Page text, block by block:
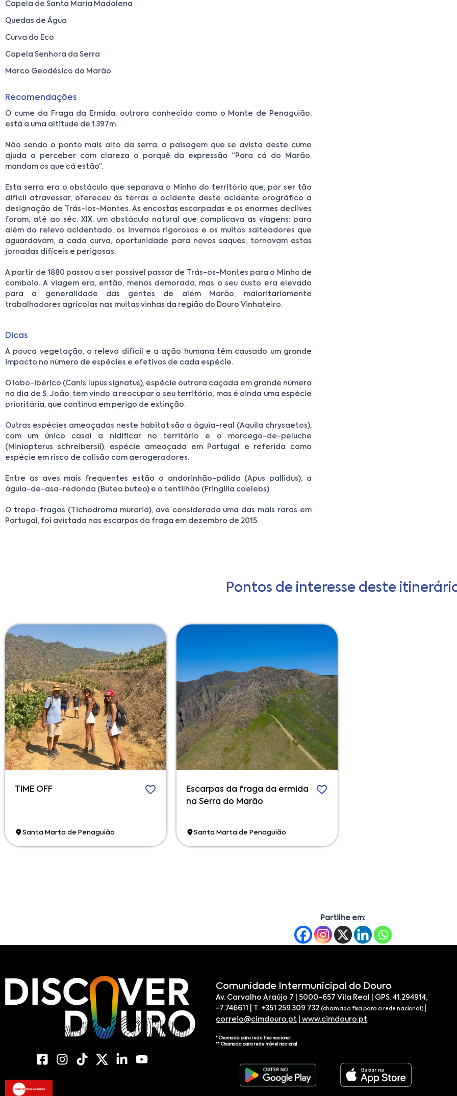
Capela de Santa Maria Madalena
Quedas de Água
Curva do Eco
Capela Senhora da Serra
Marco Geodésico do Marão
Recomendações
O cume da Fraga da Ermida, outrora conhecido como o Monte de Penaguião,
está a uma altitude de 1.397m.
Não sendo o ponto mais alto da serra, a paisagem que se avista deste cume
ajuda a perceber com clareza o porquê da expressão “Para cá do Marão,
mandam os que cá estão”.
Esta serra era o obstáculo que separava o Minho do território que, por ser tão
difícil atravessar, ofereceu às terras a ocidente deste acidente orográfico a
designação de Trás-los-Montes. As encostas escarpadas e os enormes declives
foram, até ao séc. XIX, um obstáculo natural que complicava as viagens: para
além do relevo acidentado, os invernos rigorosos e os muitos salteadores que
aguardavam, a cada curva, oportunidade para novos saques, tornavam estas
jornadas difíceis e perigosas.
A partir de 1880 passou a ser possível passar de Trás-os-Montes para o Minho de
comboio. A viagem era, então, menos demorada, mas o seu custo era elevado
para a generalidade das gentes de além Marão, maioritariamente
trabalhadores agrícolas nas muitas vinhas da região do Douro Vinhateiro.
Dicas
A pouca vegetação, o relevo difícil e a ação humana têm causado um grande
impacto no número de espécies e efetivos de cada espécie.
O lobo-ibérico (Canis lupus signatus), espécie outrora caçada em grande número
no dia de S. João, tem vindo a reocupar o seu território, mas é ainda uma espécie
prioritária, que continua em perigo de extinção.
Outras espécies ameaçadas neste habitat são a águia-real (Aquila chrysaetos),
com um único casal a nidificar no território e o morcego-de-peluche
(Miniopterus schreibersii), espécie ameaçada em Portugal e referida como
espécie em risco de colisão com aerogeradores.
Entre as aves mais frequentes estão o andorinhão-pálido (Apus pallidus), a
águia-de-asa-redonda (Buteo buteo) e o tentilhão (Fringilla coelebs).
O trepa-fragas (Tichodroma muraria), ave considerada uma das mais raras em
Portugal, foi avistada nas escarpas da fraga em dezembro de 2015.
Pontos de interesse deste
TIME OFF
Santa Marta de Penaguião
Escarpas da fraga da ermida
na Serra do Marão
Santa Marta de Penaguião
Partilhe em:
Comunidade Intermunicipal do Douro
Av. Carvalho Araújo 7 | 5000-657 Vila Real | GPS. 41.294914,
-7.746611 | T. +351 259 309 732(chamada fixa para a rede nacional)
correio@cimdouro.pt
www.cimdouro.pt
* Chamada para rede fixa nacional
** Chamada para rede móvel nacional